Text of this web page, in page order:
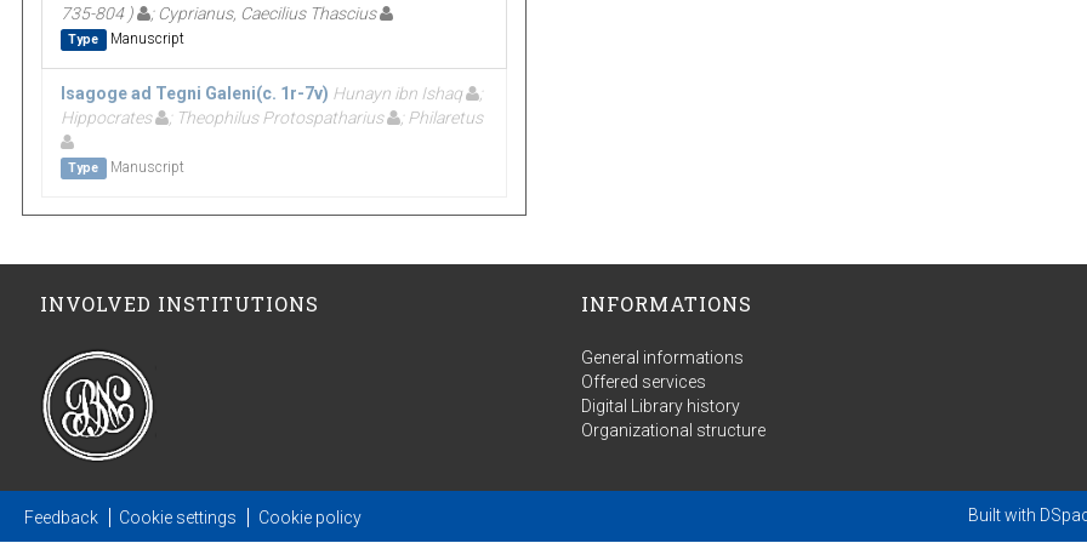
735-804 )
; Cyprianus, Caecilius Thascius
Type Manuscript
Isagoge ad Tegni Galeni(c. 1r-7v) Hunayn ibn Ishaq
;
Hippocrates
; Theophilus Protospatharius ; Philaretus
Type Manuscript
INVOLVED INSTITUTIONS INFORMATIONS
General informations
Offered services
Digital Library history
Organizational structure
Feedback Cookie settings Cookie policy Built with